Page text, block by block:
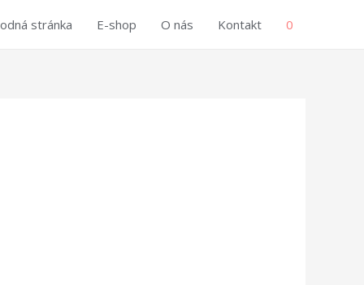
stránka E-shop O nás Kontakt 0